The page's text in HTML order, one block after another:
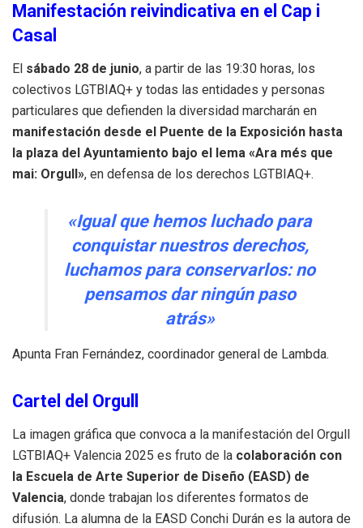
Manifestación reivindicativa en el Cap i
Casal
El sábado 28 de junio, a partir de las 19:30 horas, los
colectivos LGTBIAQ+ y todas las entidades y personas
particulares que defienden la diversidad marcharán en
manifestación desde el Puente de la Exposición hasta
la plaza del Ayuntamiento bajo el lema «Ara més que
mai: Orgull», en defensa de los derechos LGTBIAQ+.
«Igual que hemos luchado para
conquistar nuestros derechos,
luchamos para conservarlos: no
pensamos dar ningún paso
atrás»
Apunta Fran Fernández, coordinador general de Lambda.
Cartel del Orgull
La imagen gráfica que convoca a la manifestación del Orgull
LGTBIAQ+ Valencia 2025 es fruto de la colaboración con
la Escuela de Arte Superior de Diseño (EASD) de
Valencia, donde trabajan los diferentes formatos de
difusión. La alumna de la EASD Conchi Durán es la autora de